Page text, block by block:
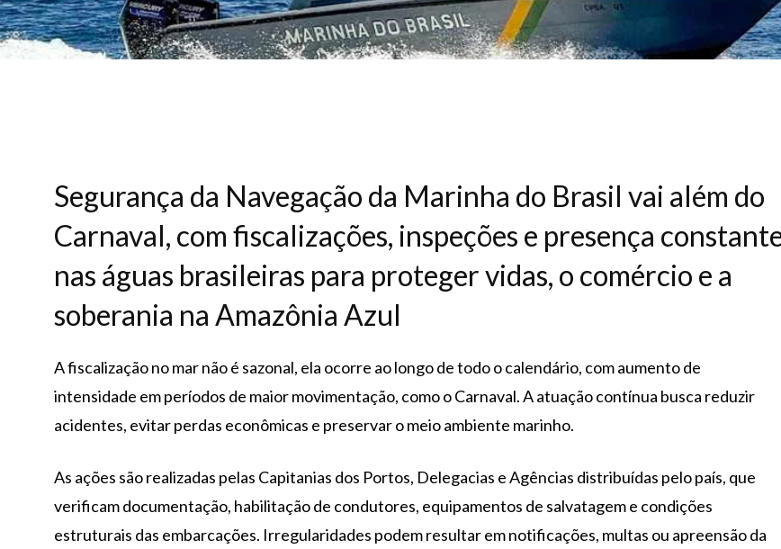
Segurança da Navegação da Marinha do Brasil vai além do
Carnaval, com fiscalizações, inspeções e presença
nas águas brasileiras para proteger vidas, o comércio e a
soberania na Amazônia Azul
A fiscalização no mar não é sazonal, ela ocorre ao longo de todo o calendário, com aumento de
intensidade em períodos de maior movimentação, como o Carnaval. A atuação contínua busca reduzir
acidentes, evitar perdas econômicas e preservar o meio ambiente marinho.
As ações são realizadas pelas Capitanias dos Portos, Delegacias e Agências distribuídas pelo país, que
verificam documentação, habilitação de condutores, equipamentos de salvatagem e condições
estruturais das embarcações. Irregularidades podem resultar em notificações, multas ou apreensão da